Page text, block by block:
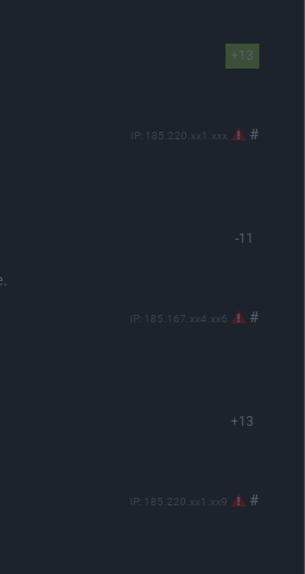
+13
IP: 185.220.xx1.xxx #
-11
IP: 185.167.xx4.xx6 #
+13
IP: 185.220.xx1.xx9 #